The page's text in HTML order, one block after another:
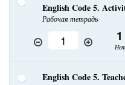
English Code 5.
Рабочая тетрадь
English Code 5.